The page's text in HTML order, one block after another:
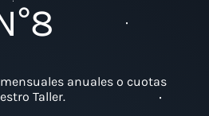
anuales o cuotas
Taller.